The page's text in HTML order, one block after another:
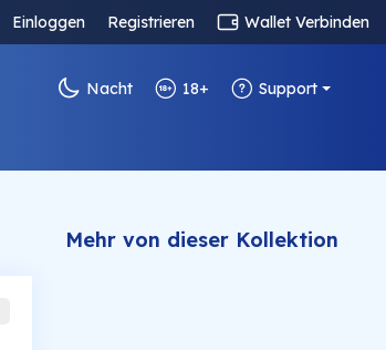
Einloggen Registrieren Wallet Verbinden
Nacht 18+ Support
Mehr von dieser Kollektion